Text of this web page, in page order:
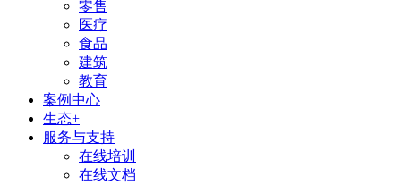
零售
医疗
食品
建筑
教育
案例中心
生态+
服务与支持
在线培训
在线文档